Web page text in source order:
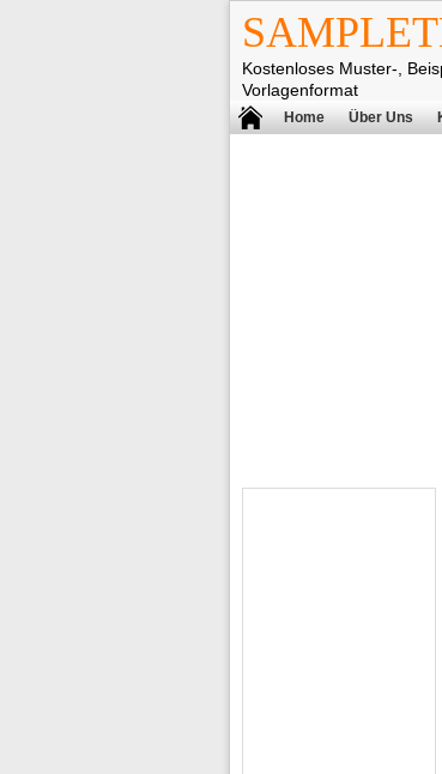
Kostenloses Muster-,
Vorlagenformat
Home Über Uns